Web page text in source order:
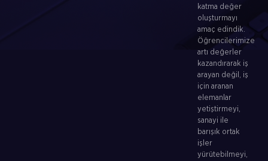
katma değer
oluşturmayı
amaç edindik.
Öğrencilerimize
artı değerler
kazandırarak iş
arayan değil, iş
için aranan
elemanlar
yetiştirmeyi,
sanayi ile
barışık ortak
işler
yürütebilmeyi,